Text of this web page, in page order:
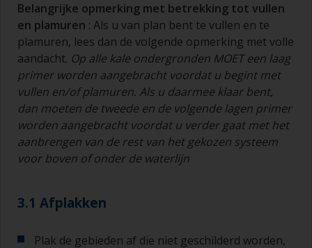
Belangrijke opmerking met betrekking tot vullen
en plamuren : Als u van plan bent te vullen en te
plamuren, lees dan de volgende opmerking met volle
aandacht. Op alle kale ondergronden MOET een laag
primer worden aangebracht voordat u begint met
vullen en/ofplamuren. Als u daarmee klaar bent,
dan moeten de tweede en de volgende lagen primer
worden aangebracht voordat u verder gaat met het
aanbrengen van de rest van het gekozen systeem
voor boven of onder de waterlijn
3.1 Afplakken
Plak de gebieden af die niet geschilderd worden,